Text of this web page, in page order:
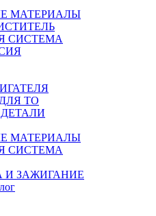
МАТЕРИАЛЫ
СИСТЕМА
ТО
МАТЕРИАЛЫ
СИСТЕМА
И ЗАЖИГАНИЕ